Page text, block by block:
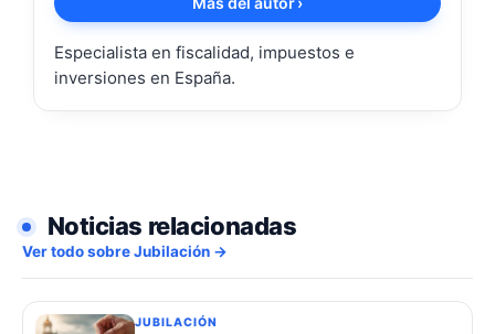
Especialista en fiscalidad, impuestos e
inversiones en España.
Noticias relacionadas
Ver todo sobre Jubilación →
JUBILACIÓN